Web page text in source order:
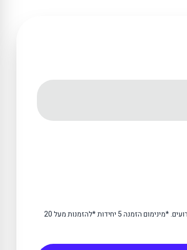
מעולות כמתנה ממותגת לעובדים, לקוחות או לאירועים. *מינימום הזמנה 5 יחידות *להזמנות מעל 20